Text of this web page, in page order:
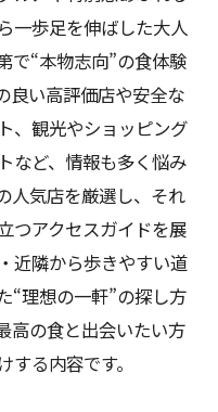
一歩足を伸ばした大人
で“本物志向”の食体験
良い高評価店や安全な
、観光やショッピング
など、情報も多く悩み
人気店を厳選し、それ
つアクセスガイドを展
近隣から歩きやすい道
“理想の一軒”の探し方
高の食と出会いたい方
る内容です。